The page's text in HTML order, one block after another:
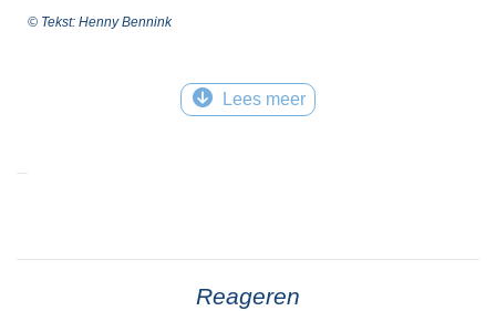
© Tekst: Henny Bennink
Lees meer
Reageren